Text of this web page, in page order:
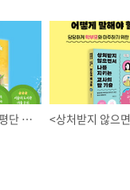
『신화의 숲』 서평단 📗 모집